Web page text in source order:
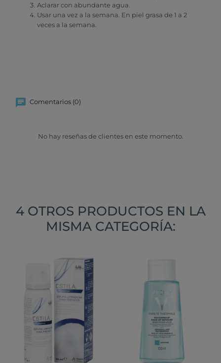
Aclarar con abundante agua.
Usar una vez a la semana. En piel grasa de 1 a 2
veces a la semana.
Comentarios (0)
No hay reseñas de clientes en este momento.
4 OTROS PRODUCTOS EN LA
MISMA CATEGORÍA: